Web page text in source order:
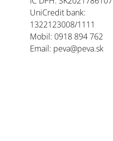
UniCredit bank:
1322123008/1111
Mobil: 0918 894 762
Email: peva@peva.sk